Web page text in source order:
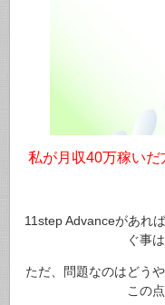
私が月収40万稼いだ
11step Advanceがあれ
ぐ事
ただ、問題なのはどう
この